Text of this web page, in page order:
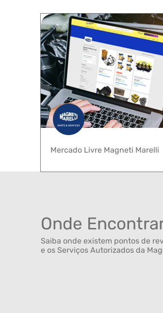
Mercado Livre Magneti Marelli
Onde
Saiba onde existem pontos de
e os Serviços Autorizados da